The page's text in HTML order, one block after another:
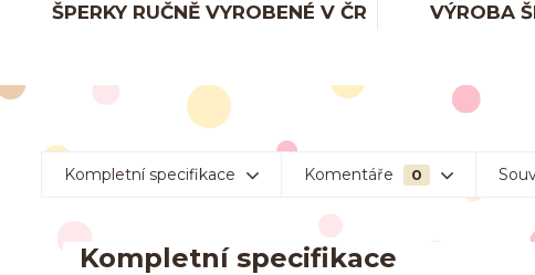
ŠPERKY RUČNĚ VYROBENÉ V ČR VÝROBA
Kompletní specifikace Komentáře 0
Kompletní specifikace